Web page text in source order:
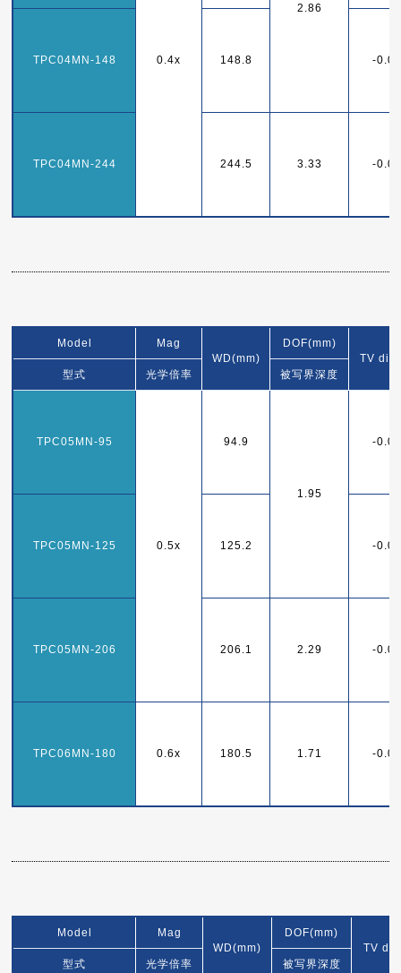
0.4x
2.86
TPC04MN-148 148.8 -
TPC04MN-244 244.5 3.33 -
Model
Mag
WD(mm)
DOF(mm)
TV
型式
光学倍率 被写界深度
TPC05MN-95
0.5x
94.9
1.95
-
TPC05MN-125 125.2 -
TPC05MN-206 206.1 2.29 -
TPC06MN-180 0.6x 180.5 1.71 -
Model
Mag
WD(mm)
DOF(mm)
TV
型式
光学倍率 被写界深度